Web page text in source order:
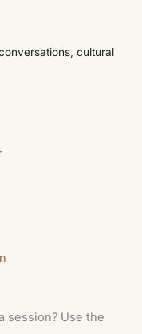
cultural
session? Use the